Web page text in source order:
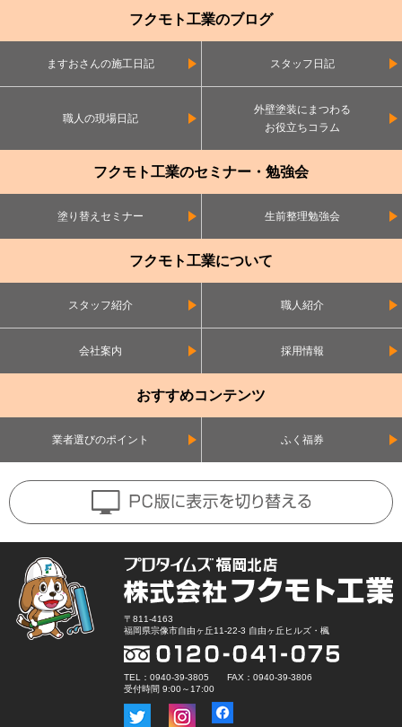
フクモト工業のブログ
ますおさんの施工日記 スタッフ日記
職人の現場日記
外壁塗装にまつわる
お役立ちコラム
フクモト工業のセミナー・勉強会
塗り替えセミナー 生前整理勉強会
フクモト工業について
スタッフ紹介 職人紹介
会社案内 採用情報
おすすめコンテンツ
業者選びのポイント ふく福券
〒811-4163
福岡県宗像市自由ヶ丘11-22-3 自由ヶ丘ヒルズ・楓
TEL：0940-39-3805 FAX：0940-39-3806
受付時間 9:00～17:00